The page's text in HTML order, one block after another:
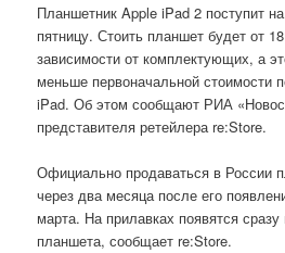
Планшетник Apple iPad 2 поступит
пятницу. Стоить планшет будет от
зависимости от комплектующих, а
меньше первоначальной стоимости
iPad. Об этом сообщают РИА
представителя ретейлера re:Store.
Официально продаваться в России
через два месяца после его
марта. На прилавках появятся
планшета, сообщает re:Store.